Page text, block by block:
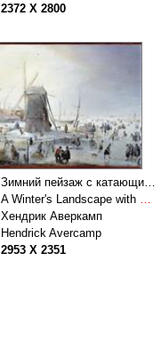
2372 X 2800
Хендрик Аверкамп
Hendrick Avercamp
2953 X 2351